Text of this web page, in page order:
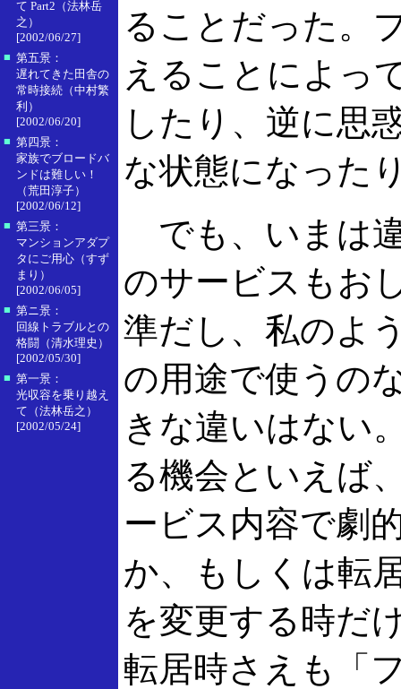
て Part2（法林岳
之）
[2002/06/27]
■ 第五景：
遅れてきた田舎の
常時接続（中村繁
利）
[2002/06/20]
■ 第四景：
家族でブロードバ
ンドは難しい！
（荒田淳子）
[2002/06/12]
■ 第三景：
マンションアダプ
タにご用心（すず
まり）
[2002/06/05]
■ 第ニ景：
回線トラブルとの
格闘（清水理史）
[2002/05/30]
■ 第一景：
光収容を乗り越え
て（法林岳之）
[2002/05/24]
ることだった。
えることによっ
したり、逆に思
な状態になった
でも、いまは
のサービスもお
準だし、私のよ
の用途で使うの
きな違いはない
る機会といえば
ービス内容で劇
か、もしくは転
を変更する時だ
転居時さえも「